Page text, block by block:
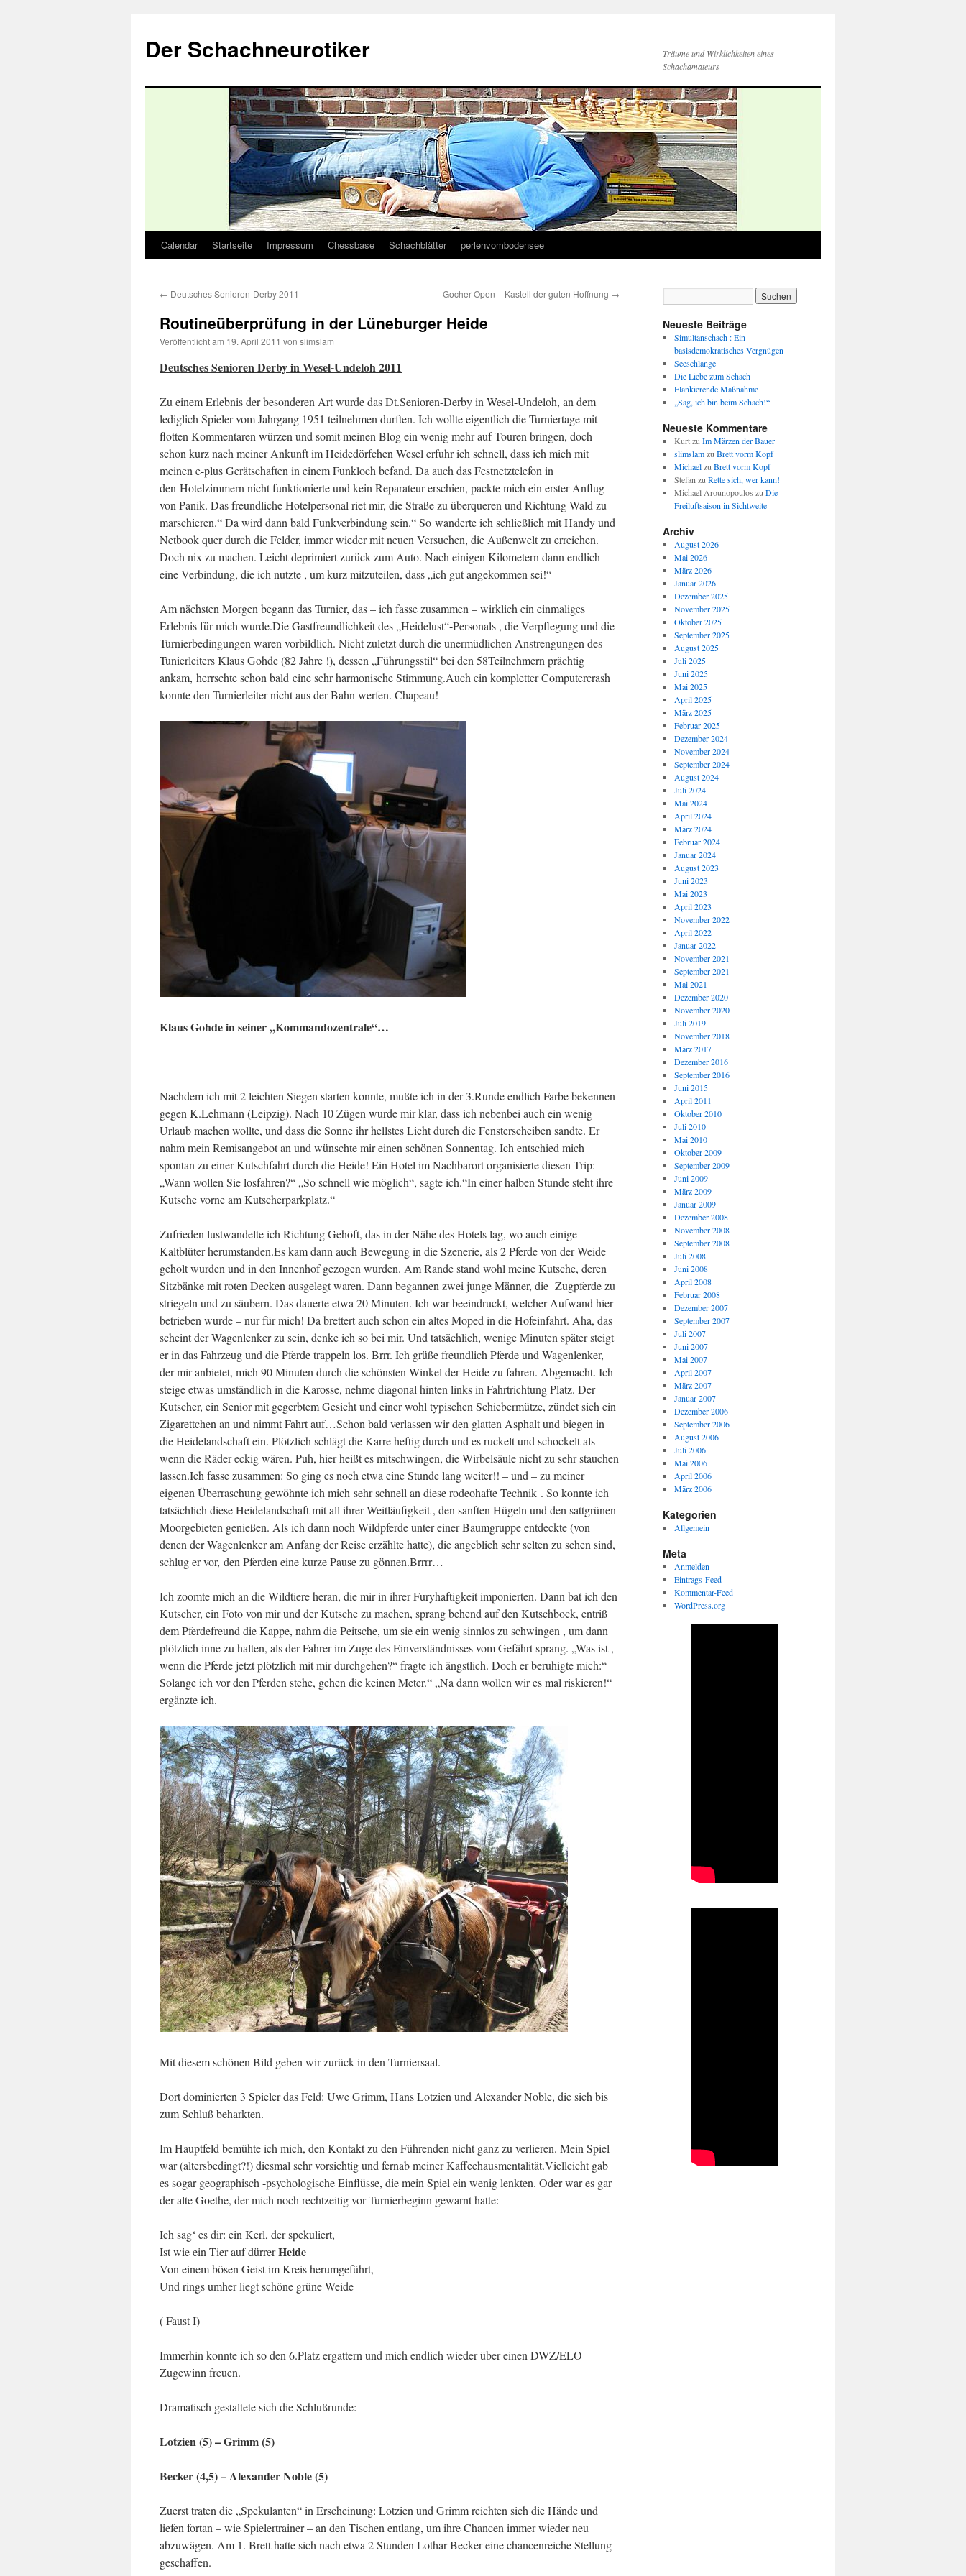
springen
Der Schachneurotiker
Träume und Wirklichkeiten eines
Schachamateurs
Calendar Startseite Impressum Chessbase Schachblätter perlenvombodensee
← Deutsches Senioren-Derby 2011 Gocher Open – Kastell der guten Hoffnung →
Routineüberprüfung in der Lüneburger Heide
Veröffentlicht am 19. April 2011 von slimslam
Deutsches Senioren Derby in Wesel-Undeloh 2011
Zu einem Erlebnis der besonderen Art wurde das Dt.Senioren-Derby in Wesel-Undeloh, an dem
lediglich Spieler vom Jahrgang 1951 teilnehmen durften. Ich wollte eigentlich die Turniertage mit
flotten Kommentaren würzen und somit meinen Blog ein wenig mehr auf Touren bringen, doch
schon kurz nach meiner Ankunft im Heidedörfchen Wesel erfuhr ich schnell, dass ich mich mit
meinen e-plus Gerätschaften in einem Funkloch befand. Da auch das Festnetztelefon in
den Hotelzimmern nicht funktionierte und kein Reparateur erschien, packte mich ein erster Anflug
von Panik. Das freundliche Hotelpersonal riet mir, die Straße zu überqueren und Richtung Wald zu
marschieren.“ Da wird dann bald Funkverbindung sein.“ So wanderte ich schließlich mit Handy und
Netbook quer durch die Felder, immer wieder mit neuen Versuchen, die Außenwelt zu erreichen.
Doch nix zu machen. Leicht deprimiert zurück zum Auto. Nach einigen Kilometern dann endlich
eine Verbindung, die ich nutzte , um kurz mitzuteilen, dass „ich gut angekommen sei!“
Am nächsten Morgen begann das Turnier, das – ich fasse zusammen – wirklich ein einmaliges
Erlebnis für mich wurde.Die Gastfreundlichkeit des „Heidelust“-Personals , die Verpflegung und die
Turnierbedingungen waren vorbildlich. Nicht zuletzt durch die unermüdlichen Anstrengungen des
Tunierleiters Klaus Gohde (82 Jahre !), dessen „Führungsstil“ bei den 58Teilnehmern prächtig
ankam, herrschte schon bald eine sehr harmonische Stimmung.Auch ein kompletter Computercrash
konnte den Turnierleiter nicht aus der Bahn werfen. Chapeau!
Klaus Gohde in seiner „Kommandozentrale“…
Nachdem ich mit 2 leichten Siegen starten konnte, mußte ich in der 3.Runde endlich Farbe bekennen
gegen K.Lehmann (Leipzig). Nach 10 Zügen wurde mir klar, dass ich nebenbei auch ein wenig
Urlaub machen wollte, und dass die Sonne ihr hellstes Licht durch die Fensterscheiben sandte. Er
nahm mein Remisangebot an und wünschte mir einen schönen Sonnentag. Ich entschied mich
spontan zu einer Kutschfahrt durch die Heide! Ein Hotel im Nachbarort organisierte diesen Trip:
„Wann wollen Sie losfahren?“ „So schnell wie möglich“, sagte ich.“In einer halben Stunde steht ihre
Kutsche vorne am Kutscherparkplatz.“
Zufrieden lustwandelte ich Richtung Gehöft, das in der Nähe des Hotels lag, wo auch einige
Kaltblüter herumstanden.Es kam dann auch Bewegung in die Szenerie, als 2 Pferde von der Weide
geholt wurden und in den Innenhof gezogen wurden. Am Rande stand wohl meine Kutsche, deren
Sitzbänke mit roten Decken ausgelegt waren. Dann begannen zwei junge Männer, die Zugpferde zu
striegeln und zu säubern. Das dauerte etwa 20 Minuten. Ich war beeindruckt, welcher Aufwand hier
betrieben wurde – nur für mich! Da brettert auch schon ein altes Moped in die Hofeinfahrt. Aha, das
scheint der Wagenlenker zu sein, denke ich so bei mir. Und tatsächlich, wenige Minuten später steigt
er in das Fahrzeug und die Pferde trappeln los. Brrr. Ich grüße freundlich Pferde und Wagenlenker,
der mir anbietet, mich 90 Minuten durch die schönsten Winkel der Heide zu fahren. Abgemacht. Ich
steige etwas umständlich in die Karosse, nehme diagonal hinten links in Fahrtrichtung Platz. Der
Kutscher, ein Senior mit gegerbtem Gesicht und einer wohl typischen Schiebermütze, zündet sich ein
Zigarettchen an und nimmt Fahrt auf…Schon bald verlassen wir den glatten Asphalt und biegen in
die Heidelandschaft ein. Plötzlich schlägt die Karre heftig durch und es ruckelt und schockelt als
wenn die Räder eckig wären. Puh, hier heißt es mitschwingen, die Wirbelsäule nicht zu sehr stauchen
lassen.Ich fasse zusammen: So ging es noch etwa eine Stunde lang weiter!! – und – zu meiner
eigenen Überraschung gewöhnte ich mich sehr schnell an diese rodeohafte Technik . So konnte ich
tatsächlich diese Heidelandschaft mit all ihrer Weitläufigkeit , den sanften Hügeln und den sattgrünen
Moorgebieten genießen. Als ich dann noch Wildpferde unter einer Baumgruppe entdeckte (von
denen der Wagenlenker am Anfang der Reise erzählte hatte), die angeblich sehr selten zu sehen sind,
schlug er vor, den Pferden eine kurze Pause zu gönnen.Brrrr…
Ich zoomte mich an die Wildtiere heran, die mir in ihrer Furyhaftigkeit imponierten. Dann bat ich den
Kutscher, ein Foto von mir und der Kutsche zu machen, sprang behend auf den Kutschbock, entriß
dem Pferdefreund die Kappe, nahm die Peitsche, um sie ein wenig sinnlos zu schwingen , um dann
plötzlich inne zu halten, als der Fahrer im Zuge des Einverständnisses vom Gefährt sprang. „Was ist ,
wenn die Pferde jetzt plötzlich mit mir durchgehen?“ fragte ich ängstlich. Doch er beruhigte mich:“
Solange ich vor den Pferden stehe, gehen die keinen Meter.“ „Na dann wollen wir es mal riskieren!“
ergänzte ich.
Mit diesem schönen Bild geben wir zurück in den Turniersaal.
Dort dominierten 3 Spieler das Feld: Uwe Grimm, Hans Lotzien und Alexander Noble, die sich bis
zum Schluß beharkten.
Im Hauptfeld bemühte ich mich, den Kontakt zu den Führenden nicht ganz zu verlieren. Mein Spiel
war (altersbedingt?!) diesmal sehr vorsichtig und fernab meiner Kaffeehausmentalität.Vielleicht gab
es sogar geographisch -psychologische Einflüsse, die mein Spiel ein wenig lenkten. Oder war es gar
der alte Goethe, der mich noch rechtzeitig vor Turnierbeginn gewarnt hatte:
Ich sag‘ es dir: ein Kerl, der spekuliert,
Ist wie ein Tier auf dürrerHeide
Von einem bösen Geist im Kreis herumgeführt,
Und rings umher liegt schöne grüne Weide
( Faust I)
Immerhin konnte ich so den 6.Platz ergattern und mich endlich wieder über einen DWZ/ELO
Zugewinn freuen.
Dramatisch gestaltete sich die Schlußrunde:
Lotzien (5) – Grimm (5)
Becker (4,5) – Alexander Noble (5)
Zuerst traten die „Spekulanten“ in Erscheinung: Lotzien und Grimm reichten sich die Hände und
liefen fortan – wie Spielertrainer – an den Tischen entlang, um ihre Chancen immer wieder neu
abzuwägen. Am 1. Brett hatte sich nach etwa 2 Stunden Lothar Becker eine chancenreiche Stellung
geschaffen.
Neueste Beiträge
Simultanschach : Ein
basisdemokratisches Vergnügen
Seeschlange
Die Liebe zum Schach
Flankierende Maßnahme
„Sag, ich bin beim Schach!“
Neueste Kommentare
Kurtzu Im Märzen der Bauer
slimslamzu Brett vorm Kopf
Michaelzu Brett vorm Kopf
Stefan zu Rette sich, wer kann!
Michael Arounopoulos zu Die
Freiluftsaison in Sichtweite
Archiv
August 2026
Mai 2026
März 2026
Januar 2026
Dezember 2025
November 2025
Oktober 2025
September 2025
August 2025
Juli 2025
Juni 2025
Mai 2025
April 2025
März 2025
Februar 2025
Dezember 2024
November 2024
September 2024
August 2024
Juli 2024
Mai 2024
April 2024
März 2024
Februar 2024
Januar 2024
August 2023
Juni 2023
Mai 2023
April 2023
November 2022
April 2022
Januar 2022
November 2021
September 2021
Mai 2021
Dezember 2020
November 2020
Juli 2019
November 2018
März 2017
Dezember 2016
September 2016
Juni 2015
April 2011
Oktober 2010
Juli 2010
Mai 2010
Oktober 2009
September 2009
Juni 2009
März 2009
Januar 2009
Dezember 2008
November 2008
September 2008
Juli 2008
Juni 2008
April 2008
Februar 2008
Dezember 2007
September 2007
Juli 2007
Juni 2007
Mai 2007
April 2007
März 2007
Januar 2007
Dezember 2006
September 2006
August 2006
Juli 2006
Mai 2006
April 2006
März 2006
Kategorien
Allgemein
Meta
Anmelden
Eintrags-Feed
Kommentar-Feed
WordPress.org